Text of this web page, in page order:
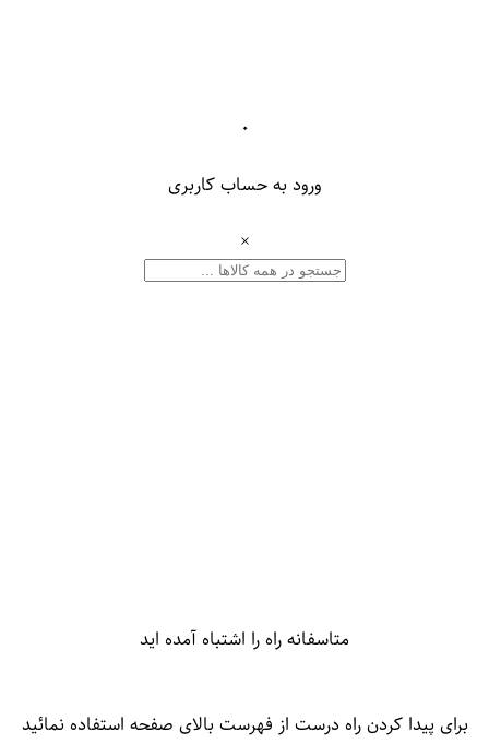
۰
ورود به حساب کاربری
×
متاسفانه راه را اشتباه آمده اید
برای پیدا کردن راه درست از فهرست بالای صفحه استفاده نمائید